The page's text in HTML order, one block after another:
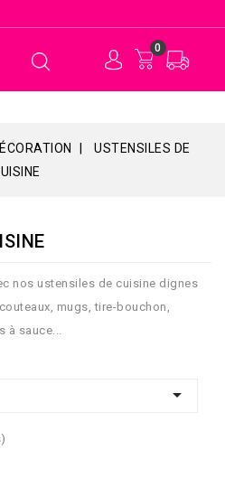
0
USTENSILES DE
nos ustensiles de cuisine dignes
mugs, tire-bouchon,
sauce...
